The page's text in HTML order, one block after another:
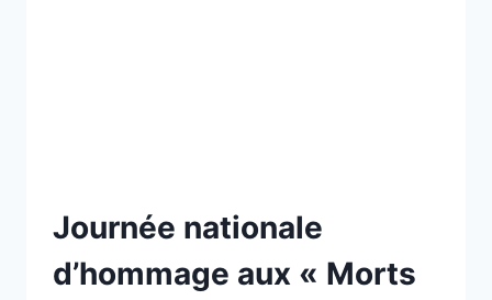
NON
CLASSÉ
Journée nationale
d’hommage aux « Morts